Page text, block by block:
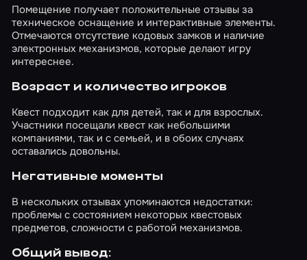
Помещение получает положительные отзывы за
техническое оснащение и интерактивные элементы.
Отмечаются отсутствие кодовых замков и наличие
электронных механизмов, которые делают игру
интереснее.
Возраст и количество игроков
Квест подходит как для детей, так и для взрослых.
Участники посещали квест как небольшими
компаниями, так и с семьей, и в обоих случаях
оставались довольны.
Негативные моменты
В нескольких отзывах упоминаются недостатки:
проблемы с состоянием некоторых квестовых
предметов, сложности с работой механизмов.
Общий вывод: